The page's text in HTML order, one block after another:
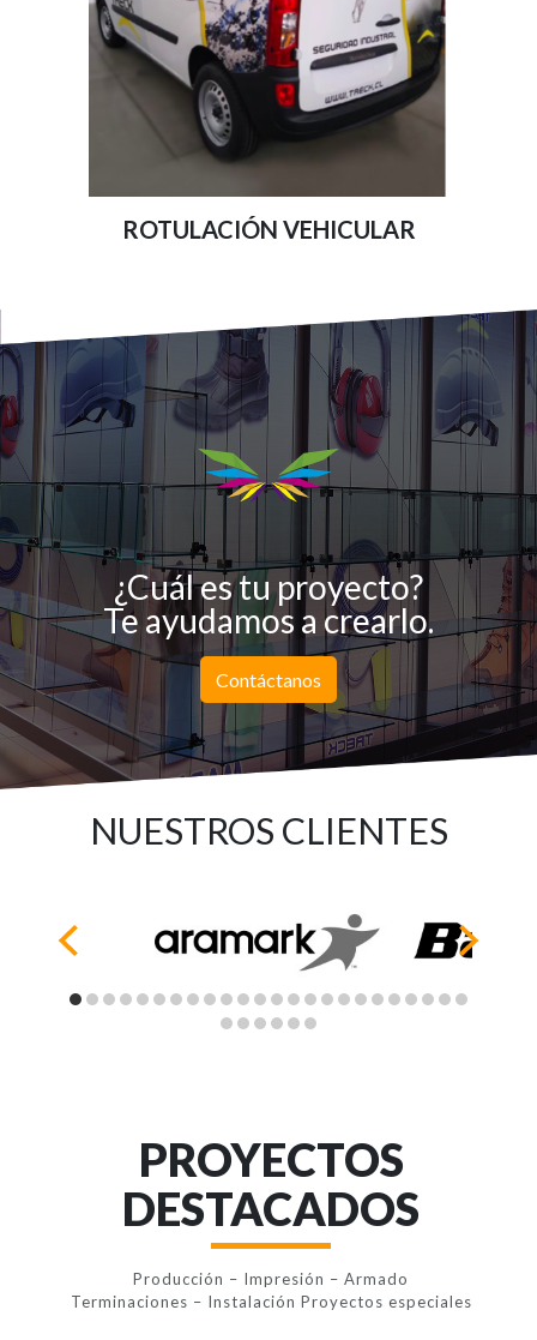
ROTULACIÓN VEHICULAR
¿Cuál es tu proyecto?
Te ayudamos a crearlo.
Contáctanos
NUESTROS CLIENTES
PROYECTOS
DESTACADOS
Producción – Impresión – Armado
Terminaciones – Instalación Proyectos especiales